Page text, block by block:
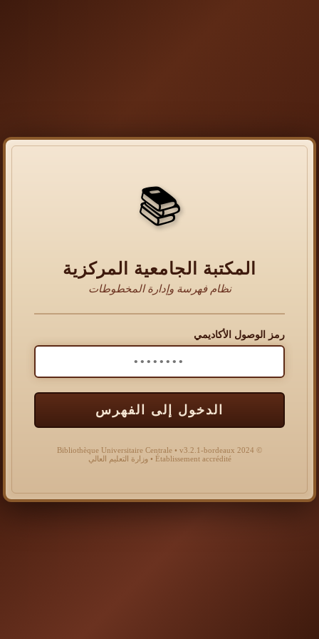
📚
المكتبة الجامعية المركزية
نظام فهرسة وإدارة المخطوطات
رمز الوصول الأكاديمي
الدخول إلى الفهرس
© 2024 Bibliothèque Universitaire Centrale • v3.2.1-bordeaux
Établissement accrédité • وزارة التعليم العالي